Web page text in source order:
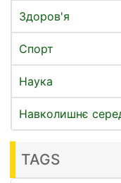
Здоров'я
Спорт
Наука
Навколишнє
TAGS